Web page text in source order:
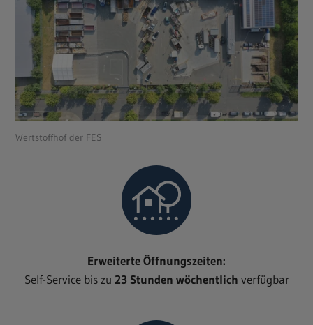
Wertstoffhof der FES
Erweiterte Öffnungszeiten:
Self-Service bis zu 23 Stunden wöchentlich verfügbar